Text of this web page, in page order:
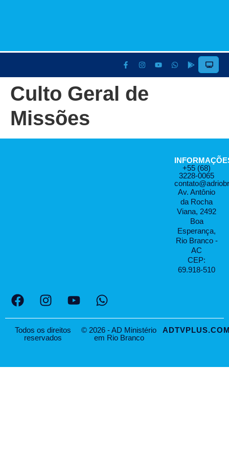
Culto Geral de
Missões
+55 (68)
3228-0065
Av. Antônio
da Rocha
Viana, 2492
Boa
Esperança,
Rio Branco -
AC
CEP:
69.918-510
Todos os direitos
reservados
© 2026 - AD Ministério
em Rio Branco